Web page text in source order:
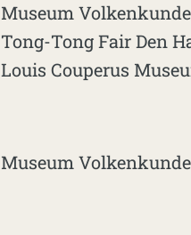
Museum
Tong-Tong Fair Den
Louis Couperus
Museum